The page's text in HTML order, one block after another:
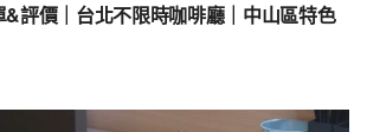
評價｜台北不限時咖啡廳｜中山區特色